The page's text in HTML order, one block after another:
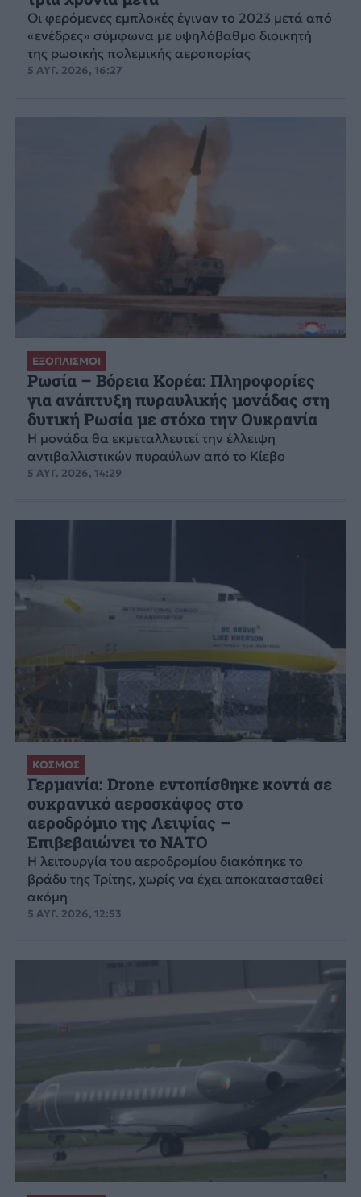
Οι φερόμενες εμπλοκές έγιναν το 2023 μετά από
«ενέδρες» σύμφωνα με υψηλόβαθμο διοικητή
της ρωσικής πολεμικής αεροπορίας
5 ΑΥΓ. 2026, 16:27
ΕΞΟΠΛΙΣΜΟΙ
Ρωσία – Βόρεια Κορέα: Πληροφορίες
για ανάπτυξη πυραυλικής μονάδας στη
δυτική Ρωσία με στόχο την Ουκρανία
Η μονάδα θα εκμεταλλευτεί την έλλειψη
αντιβαλλιστικών πυραύλων από το Κίεβο
5 ΑΥΓ. 2026, 14:29
ΚΟΣΜΟΣ
Γερμανία: Drone εντοπίσθηκε κοντά σε
ουκρανικό αεροσκάφος στο
αεροδρόμιο της Λειψίας –
Επιβεβαιώνει το ΝΑΤΟ
Η λειτουργία του αεροδρομίου διακόπηκε το
βράδυ της Τρίτης, χωρίς να έχει αποκατασταθεί
ακόμη
5 ΑΥΓ. 2026, 12:53